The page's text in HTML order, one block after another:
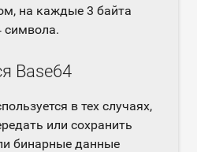
на каждые 3 байта
символа.
Base64
в тех случаях,
или сохранить
бинарные данные